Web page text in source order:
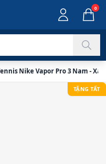
0
Nike Vapor Pro 3 Nam -
TẶNG TẤT